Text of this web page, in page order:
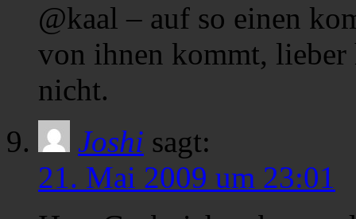
@kaal – auf so einen
von ihnen kommt,
nicht.
Joshi sagt:
21. Mai 2009 um 23:01